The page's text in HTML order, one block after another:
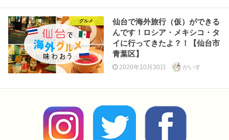
グルメ
仙台で海外旅行（仮）ができる
んです！ロシア・メキシコ・タ
イに行ってきたよ？！【仙台市
青葉区】
2020年10月30日 がいす